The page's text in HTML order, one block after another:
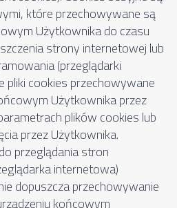
które przechowywane są
Użytkownika do czasu
strony internetowej lub
(przeglądarki
pliki cookies przechowywane
Użytkownika przez
plików cookies lub
przez Użytkownika.
przeglądania stron
internetowa)
dopuszcza przechowywanie